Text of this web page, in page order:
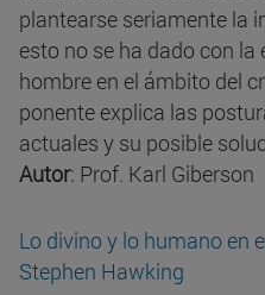
plantearse seriamente la
esto no se ha dado con la
hombre en el ámbito del
ponente explica las
actuales y su posible
Autor: Prof. Karl Giberson
Lo divino y lo humano en
Stephen Hawking